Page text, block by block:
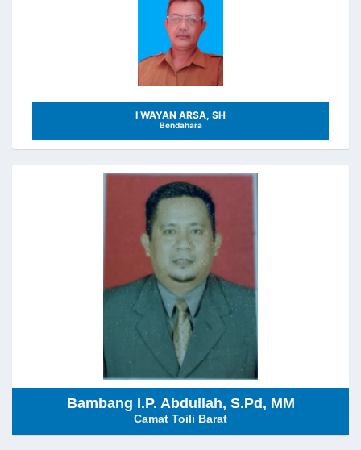
I WAYAN ARSA, SH
Bendahara
Bambang I.P. Abdullah, S.Pd, MM
Camat Toili Barat